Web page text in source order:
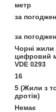
метр
за
за
Чорні жили
цифровий
VDE 0293
16
5 (Жили з
дротів)
Немає